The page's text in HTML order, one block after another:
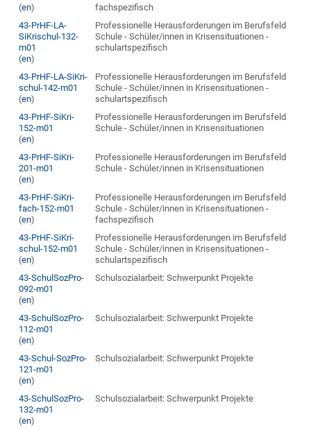
(en)
fachspezifisch
43-PrHF-LA-
SiKrischul-132-
m01
(en)
Professionelle Herausforderungen im Berufsfeld
Schule - Schüler/innen in Krisensituationen -
schulartspezifisch
43-PrHF-LA-SiKri-
schul-142-m01
(en)
Professionelle Herausforderungen im Berufsfeld
Schule - Schüler/innen in Krisensituationen -
schulartspezifisch
43-PrHF-SiKri-
152-m01
(en)
Professionelle Herausforderungen im Berufsfeld
Schule - Schüler/innen in Krisensituationen
43-PrHF-SiKri-
201-m01
(en)
Professionelle Herausforderungen im Berufsfeld
Schule - Schüler/innen in Krisensituationen
43-PrHF-SiKri-
fach-152-m01
(en)
Professionelle Herausforderungen im Berufsfeld
Schule - Schüler/innen in Krisensituationen -
fachspezifisch
43-PrHF-SiKri-
schul-152-m01
(en)
Professionelle Herausforderungen im Berufsfeld
Schule - Schüler/innen in Krisensituationen -
schulartspezifisch
43-SchulSozPro-
092-m01
(en)
Schulsozialarbeit: Schwerpunkt Projekte
43-SchulSozPro-
112-m01
(en)
Schulsozialarbeit: Schwerpunkt Projekte
43-Schul-SozPro-
121-m01
(en)
Schulsozialarbeit: Schwerpunkt Projekte
43-SchulSozPro-
132-m01
(en)
Schulsozialarbeit: Schwerpunkt Projekte